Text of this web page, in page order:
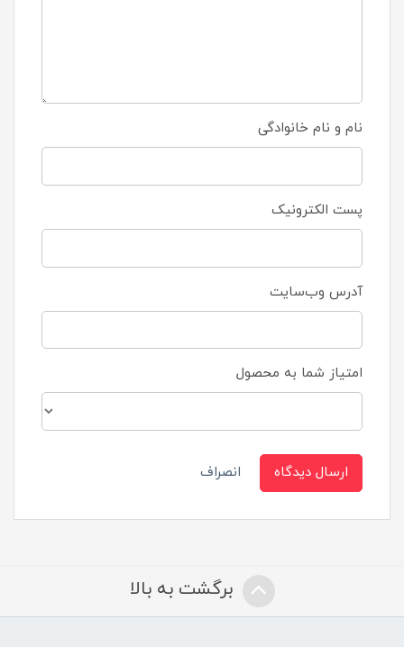
نام و نام خانوادگی
پست الکترونیک
آدرس وب‌سایت
امتیاز شما به محصول
ارسال دیدگاه انصراف
برگشت به بالا